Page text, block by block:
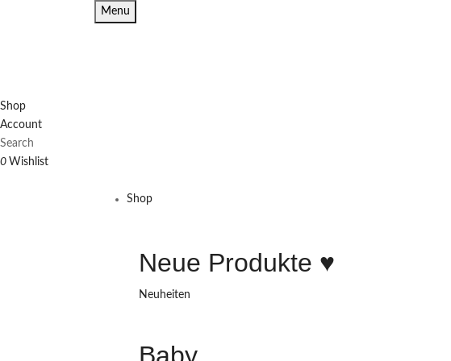
Menu
Shop
Account
Search
0 Wishlist
Shop
Neue Produkte ♥️
Neuheiten